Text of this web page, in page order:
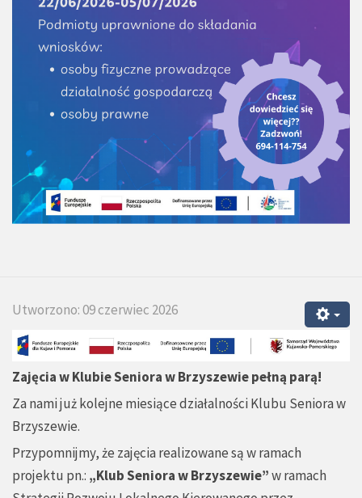
Utworzono: 09 czerwiec 2026
Zajęcia w Klubie Seniora w Brzyszewie pełną parą!
Za nami już kolejne miesiące działalności Klubu Seniora w
Brzyszewie.
Przypomnijmy, że zajęcia realizowane są w ramach
projektu pn.: „Klub Seniora w Brzyszewie”w ramach